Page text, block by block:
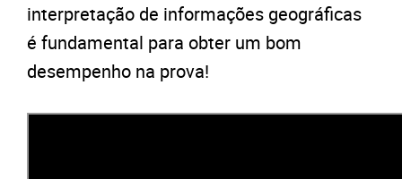
interpretação de informações geográficas
é fundamental para obter um bom
desempenho na prova!